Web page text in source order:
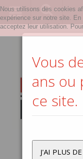
Vous
ans ou
ce site.
J'AI PLUS
Nous utilisons des cookies
expérience sur notre site.
acceptez leur utilisation.